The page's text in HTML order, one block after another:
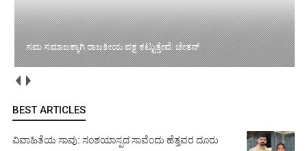
ಸಮ ಸಮಾಜಕ್ಕಾಗಿ ರಾಜಕೀಯ ಪಕ್ಷ ಕಟ್ಟುತ್ತೇವೆ: ಚೇತನ್
ಕಾರ್ಕಳ ಮಹಾಮಸ್ತಕಾಭಿಷೇಕ ಕಾರ್ಯಾಲಯಕ್ಕೆ ಸಚಿವ ಯು.ಟಿ. ಖಾದರ್ ಫರೀದ್
ಭೇಟಿ
BEST ARTICLES
ವಿವಾಹಿತೆಯ ಸಾವು: ಸಂಶಯಾಸ್ಪದ ಸಾವೆಂದು ಹೆತ್ತವರ ದೂರು